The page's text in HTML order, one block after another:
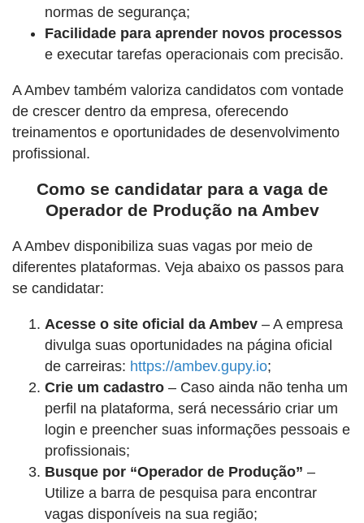
normas de segurança;
Facilidade para aprender novos processos
e executar tarefas operacionais com precisão.
A Ambev também valoriza candidatos com vontade
de crescer dentro da empresa, oferecendo
treinamentos e oportunidades de desenvolvimento
profissional.
Como se candidatar para a vaga de
Operador de Produção na Ambev
A Ambev disponibiliza suas vagas por meio de
diferentes plataformas. Veja abaixo os passos para
se candidatar:
Acesse o site oficial da Ambev – A empresa
divulga suas oportunidades na página oficial
de carreiras: https://ambev.gupy.io;
Crie um cadastro – Caso ainda não tenha um
perfil na plataforma, será necessário criar um
login e preencher suas informações pessoais e
profissionais;
Busque por “Operador de Produção” –
Utilize a barra de pesquisa para encontrar
vagas disponíveis na sua região;